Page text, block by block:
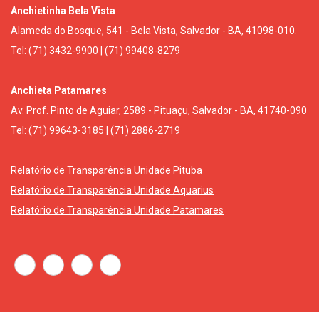
Anchietinha Bela Vista
Alameda do Bosque, 541 - Bela Vista, Salvador - BA, 41098-010.
Tel: (71) 3432-9900 | (71) 99408-8279
Anchieta Patamares
Av. Prof. Pinto de Aguiar, 2589 - Pituaçu, Salvador - BA, 41740-090
Tel: (71) 99643-3185 | (71) 2886-2719
Relatório de Transparência Unidade Pituba
Relatório de Transparência Unidade Aquarius
Relatório de Transparência Unidade Patamares